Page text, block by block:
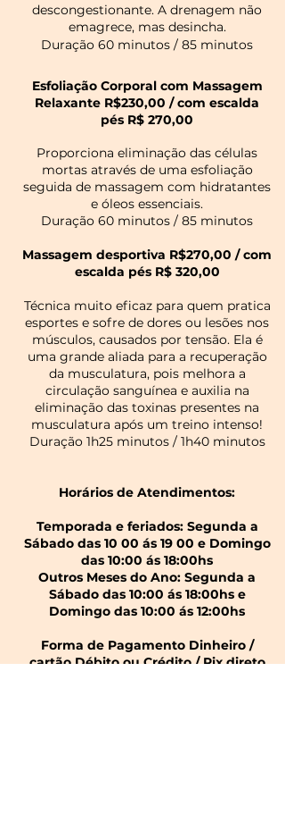
descongestionante. A drenagem não
emagrece, mas desincha.
Duração 60 minutos / 85 minutos
Esfoliação Corporal com Massagem
Relaxante R$230,00 / com escalda
pés R$ 270,00
Proporciona eliminação das células
mortas através de uma esfoliação
seguida de massagem com hidratantes
e óleos essenciais.
Duração 60 minutos / 85 minutos
Massagem desportiva R$270,00 / com
escalda pésR$ 320,00
Técnica muito eficaz para quem pratica
esportes e sofre de dores ou lesões nos
músculos, causados por tensão. Ela é
uma grande aliada para a recuperação
da musculatura, pois melhora a
circulação sanguínea e auxilia na
eliminação das toxinas presentes na
musculatura após um treino intenso!
Duração 1h25 minutos / 1h40 minutos
Horários de Atendimentos:
Temporada e feriados: Segunda a
Sábado das 10 00 ás 19 00 e Domingo
das 10:00 ás 18:00hs
Outros Meses do Ano: Segunda a
Sábado das 10:00 ás 18:00hs e
Domingo das 10:00 ás 12:00hs
Forma de Pagamento Dinheiro /
cartão Débito ou Crédito / Pix direto